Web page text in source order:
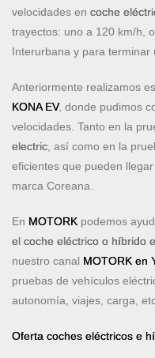
velocidades en coche
trayectos: uno a 120 km/h,
Interurbana y para
Anteriormente realizamos
KONA EV, donde pudimos
velocidades. Tanto en la
electric, así como en la
eficientes que pueden
marca Coreana.
En MOTORK podemos
el coche eléctrico o híbrido
nuestro canal MOTORK en
pruebas de vehículos
autonomía, viajes, carga,
Oferta coches eléctricos e